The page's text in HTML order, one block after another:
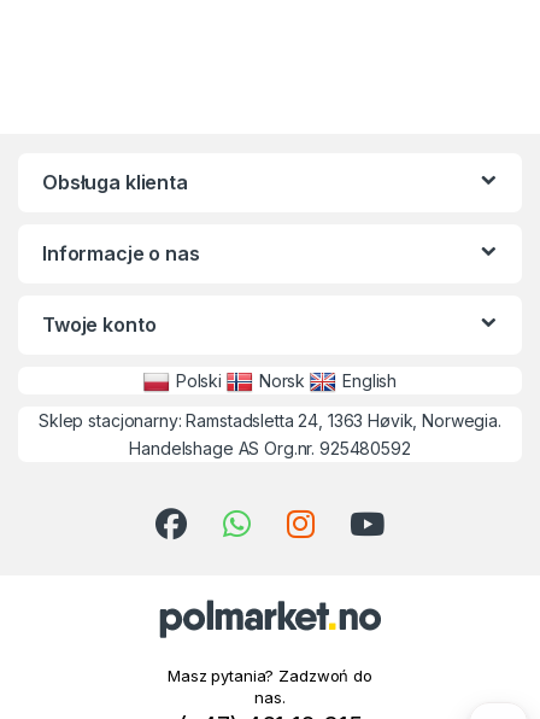
Obsługa klienta
Informacje o nas
Twoje konto
Polski Norsk
English
Sklep stacjonarny: Ramstadsletta 24, 1363 Høvik, Norwegia.
Handelshage AS Org.nr. 925480592
Masz pytania? Zadzwoń do
nas.